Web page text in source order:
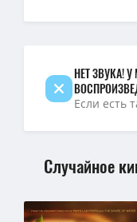
720p — Наполеон /
НЕТ ЗВУКА!
Если есть
Случайное